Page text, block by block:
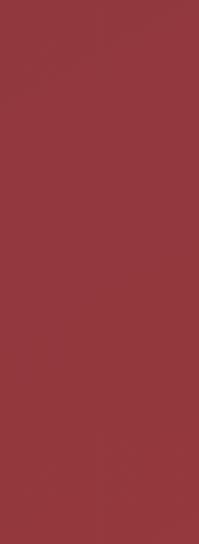
devrait le rajouter
d'icônes.
menu des
thème désiré.
de chaque fenêtre
mais sont
réduits à ce
général, mais
: utilisez des thèmes
fenêtre (une fois
le menu des